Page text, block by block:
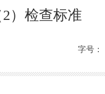
）检查标准
字号：